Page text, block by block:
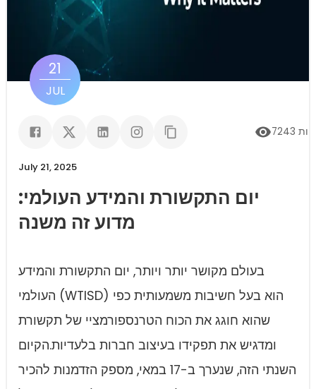
21
JUL
7243
July 21, 2025
יום התקשורת והמידע העולמי:
מדוע זה משנה
בעולם מקושר יותר ויותר, יום התקשורת והמידע
העולמי (WTISD) הוא בעל חשיבות משמעותית כפי
שהוא חוגג את הכוח הטרנספורמציי של תקשורת
ומדגיש את תפקידו בעיצוב חברות בלעדיות.הקיום
השנתי הזה, שנערך ב-17 במאי, מספק הזדמנות להכיר